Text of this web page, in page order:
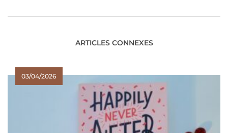
ARTICLES CONNEXES
03/04/2026